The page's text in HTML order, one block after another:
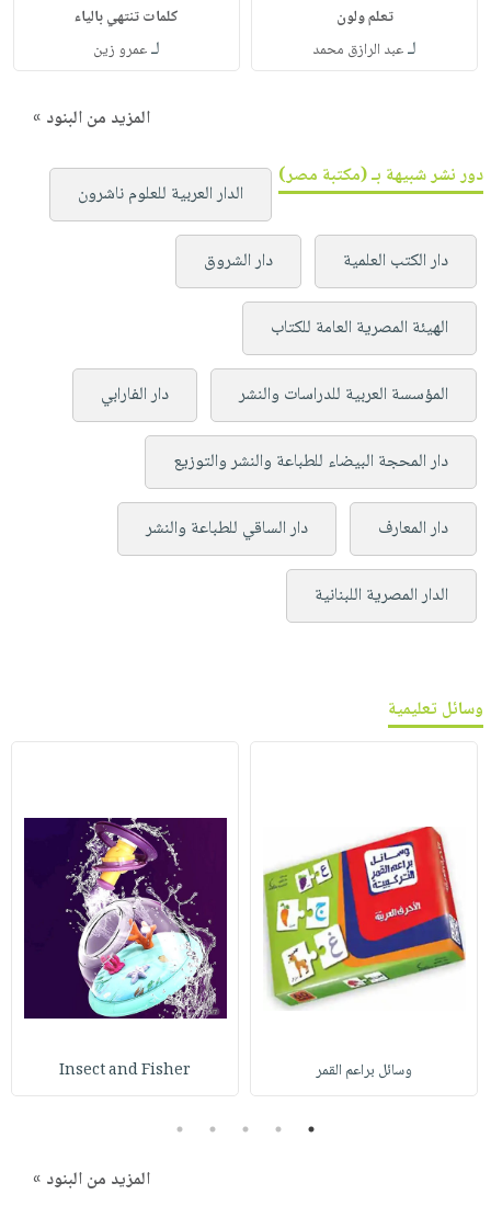
تعلم ولون
لـعبد الرازق محمد
كلمات تنتهي بالياء
لـعمرو زين
المزيد من البنود »
دور نشر شبيهة بـ (مكتبة مصر)
الدار العربية للعلوم ناشرون
دار الكتب العلمية دار الشروق
الهيئة المصرية العامة للكتاب
المؤسسة العربية للدراسات والنشر دار الفارابي
دار المحجة البيضاء للطباعة والنشر والتوزيع
دار المعارف دار الساقي للطباعة والنشر
الدار المصرية اللبنانية
وسائل تعليمية
وسائل براعم القمر Insect and Fisher
1
2
3
4
5
المزيد من البنود »